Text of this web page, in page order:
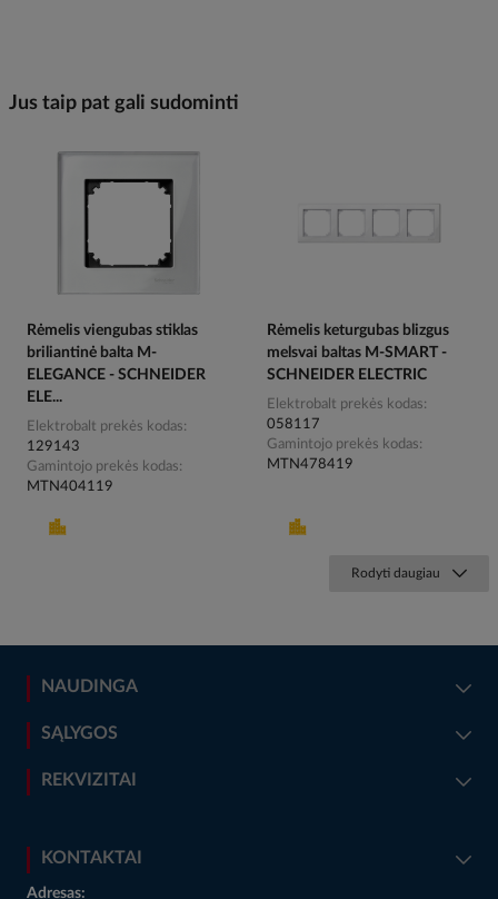
Jus taip pat gali sudominti
Rėmelis viengubas stiklas
briliantinė balta M-
ELEGANCE - SCHNEIDER
ELE...
Elektrobalt prekės kodas
129143
Gamintojo prekės kodas
MTN404119
Rėmelis keturgubas blizgus
melsvai baltas M-SMART -
SCHNEIDER ELECTRIC
Elektrobalt prekės kodas
058117
Gamintojo prekės kodas
MTN478419
Rodyti daugiau
NAUDINGA
SĄLYGOS
REKVIZITAI
KONTAKTAI
Adresas: